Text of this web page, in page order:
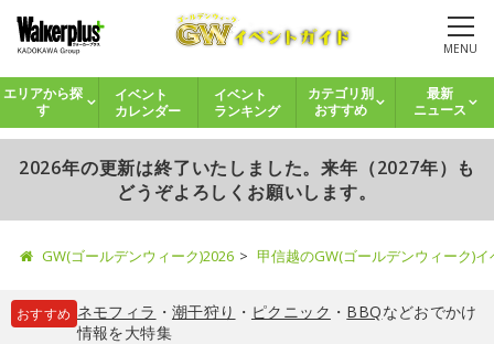
MENU
エリアから探
す
イベント
カレンダー
イベント
ランキング
カテゴリ別
おすすめ
最新
ニュース
2026年の更新は終了いたしました。来年（2027年）も
どうぞよろしくお願いします。
GW(ゴールデンウィーク)2026 甲信越のGW(ゴールデンウィーク)
おすすめ ネモフィラ ・ 潮干狩り ・ ピクニック ・ BBQなどおでかけ
情報を大特集